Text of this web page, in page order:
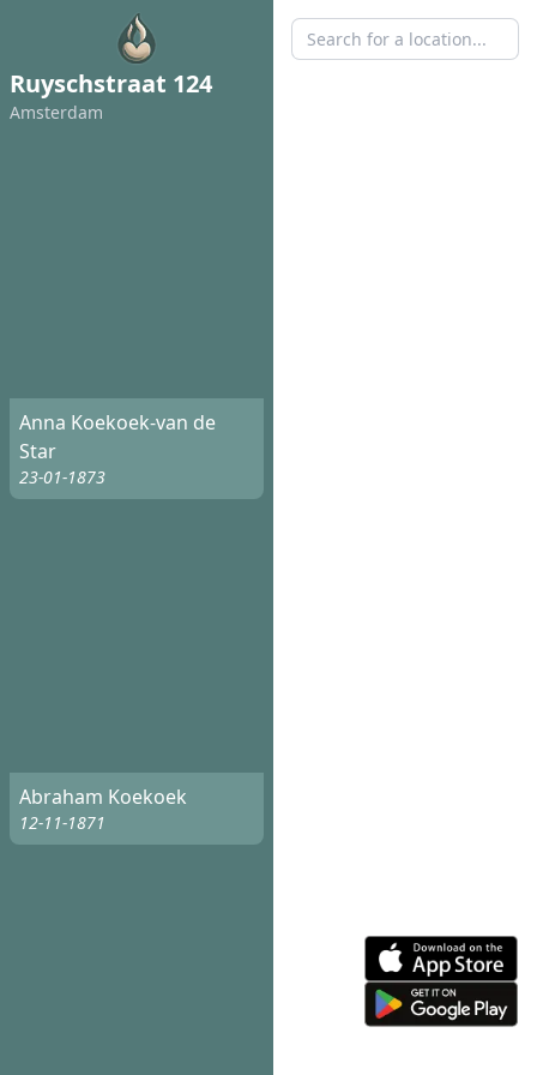
Ruyschstraat 124
Amsterdam
Anna Koekoek-van de
Star
23-01-1873
Abraham Koekoek
12-11-1871